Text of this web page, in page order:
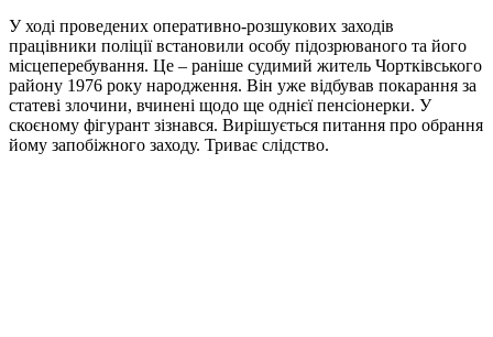
У ході проведених оперативно-розшукових заходів
працівники поліції встановили особу підозрюваного та його
місцеперебування. Це – раніше судимий житель Чортківського
району 1976 року народження. Він уже відбував покарання за
статеві злочини, вчинені щодо ще однієї пенсіонерки. У
скоєному фігурант зізнався. Вирішується питання про обрання
йому запобіжного заходу. Триває слідство.